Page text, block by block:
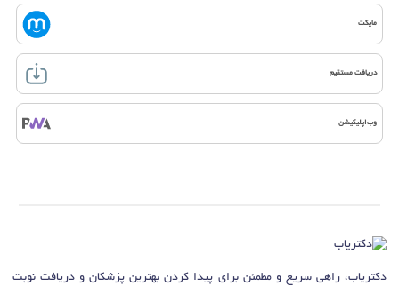
مایکت
دریافت مستقیم
وب‌اپلیکیشن
دکتریاب، راهی سریع و مطمئن برای پیدا کردن بهترین پزشکان و دریافت نوبت